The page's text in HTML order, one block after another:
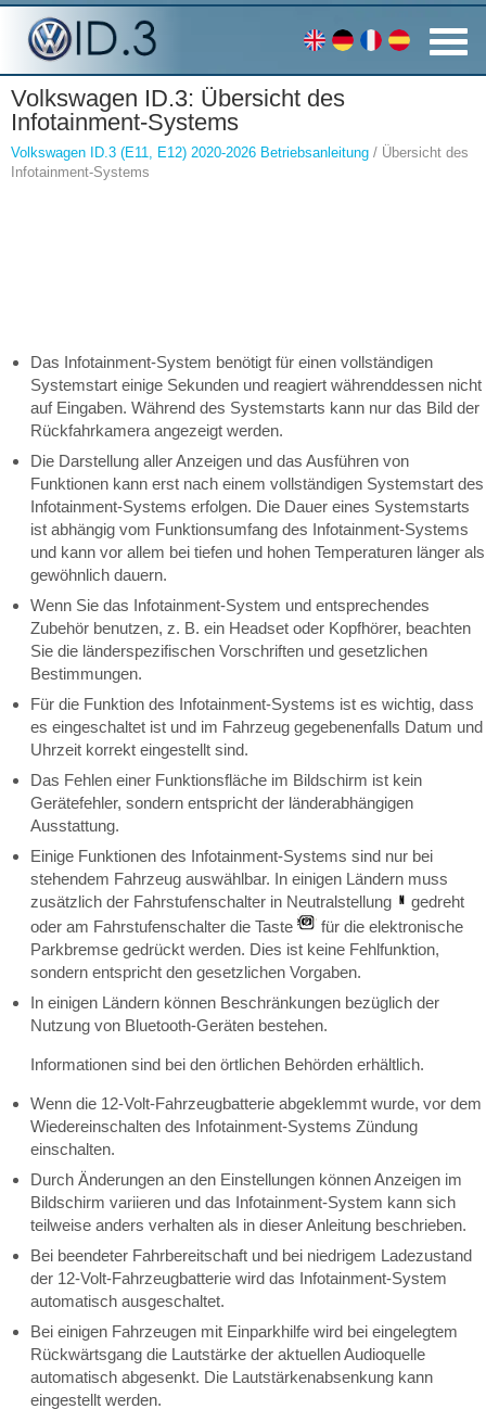
Volkswagen ID.3: Übersicht des
Infotainment-Systems
Volkswagen ID.3 (E11, E12) 2020-2026 Betriebsanleitung / Übersicht des
Infotainment-Systems
Das Infotainment-System benötigt für einen vollständigen
Systemstart einige Sekunden und reagiert währenddessen nicht
auf Eingaben. Während des Systemstarts kann nur das Bild der
Rückfahrkamera angezeigt werden.
Die Darstellung aller Anzeigen und das Ausführen von
Funktionen kann erst nach einem vollständigen Systemstart des
Infotainment-Systems erfolgen. Die Dauer eines Systemstarts
ist abhängig vom Funktionsumfang des Infotainment-Systems
und kann vor allem bei tiefen und hohen Temperaturen länger als
gewöhnlich dauern.
Wenn Sie das Infotainment-System und entsprechendes
Zubehör benutzen, z. B. ein Headset oder Kopfhörer, beachten
Sie die länderspezifischen Vorschriften und gesetzlichen
Bestimmungen.
Für die Funktion des Infotainment-Systems ist es wichtig, dass
es eingeschaltet ist und im Fahrzeug gegebenenfalls Datum und
Uhrzeit korrekt eingestellt sind.
Das Fehlen einer Funktionsfläche im Bildschirm ist kein
Gerätefehler, sondern entspricht der länderabhängigen
Ausstattung.
Einige Funktionen des Infotainment-Systems sind nur bei
stehendem Fahrzeug auswählbar. In einigen Ländern muss
zusätzlich der Fahrstufenschalter in Neutralstellung
gedreht
oder am Fahrstufenschalter die Taste
für die elektronische
Parkbremse gedrückt werden. Dies ist keine Fehlfunktion,
sondern entspricht den gesetzlichen Vorgaben.
In einigen Ländern können Beschränkungen bezüglich der
Nutzung von Bluetooth-Geräten bestehen.
Informationen sind bei den örtlichen Behörden erhältlich.
Wenn die 12-Volt-Fahrzeugbatterie abgeklemmt wurde, vor dem
Wiedereinschalten des Infotainment-Systems Zündung
einschalten.
Durch Änderungen an den Einstellungen können Anzeigen im
Bildschirm variieren und das Infotainment-System kann sich
teilweise anders verhalten als in dieser Anleitung beschrieben.
Bei beendeter Fahrbereitschaft und bei niedrigem Ladezustand
der 12-Volt-Fahrzeugbatterie wird das Infotainment-System
automatisch ausgeschaltet.
Bei einigen Fahrzeugen mit Einparkhilfe wird bei eingelegtem
Rückwärtsgang die Lautstärke der aktuellen Audioquelle
automatisch abgesenkt. Die Lautstärkenabsenkung kann
eingestellt werden.